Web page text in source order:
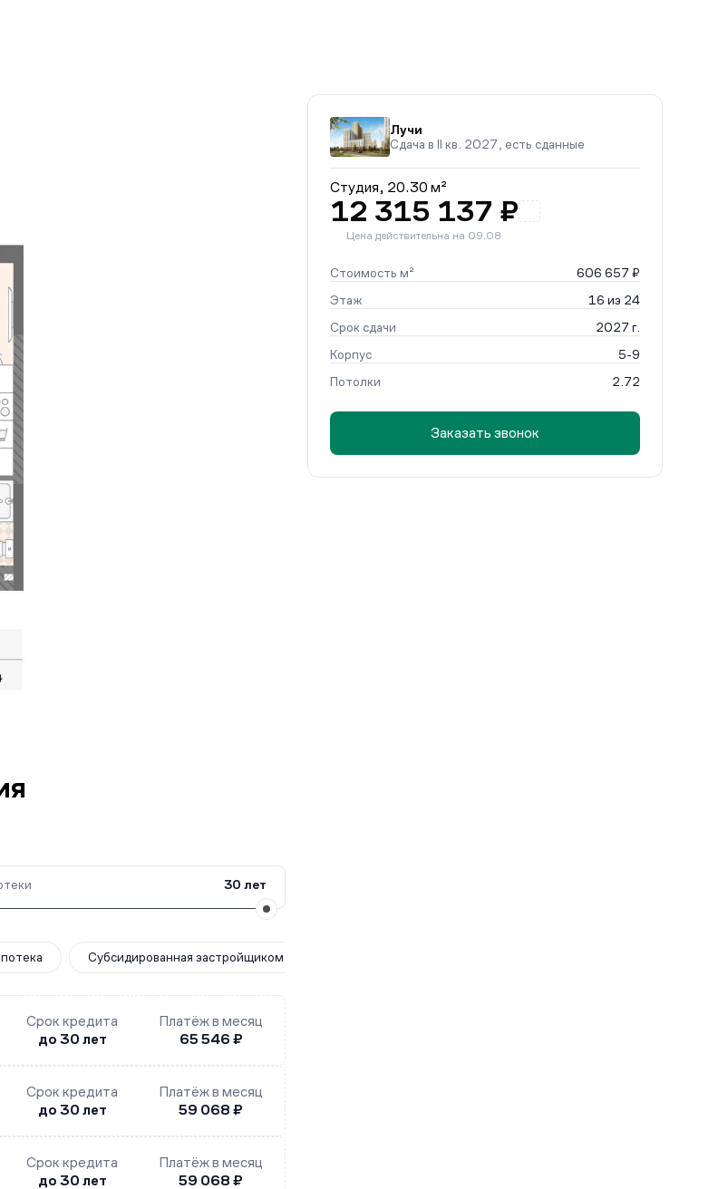
Лучи
Сдача в II кв. 2027, есть сданные
Студия, 20.30 м²
12 315 137 ₽
Цена действительна на 09.08
Стоимость м²
606 657 ₽
Этаж
16 из 24
Срок сдачи
2027 г.
Корпус
5-9
Потолки
2.72
Заказать звонок
30 лет
Субсидированная застройщиком
Срок кредита
до 30 лет
Платёж в месяц
65 546 ₽
Срок кредита
до 30 лет
Платёж в месяц
59 068 ₽
Срок кредита
до 30 лет
Платёж в месяц
59 068 ₽